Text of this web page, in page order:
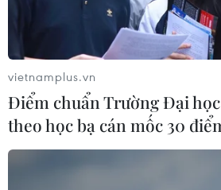
quan công an nơi gần nhất
và hướng dẫn giải quyết./.
vietnamplus.vn
Điểm chuẩn Trường Đại
theo học bạ cán mốc 30